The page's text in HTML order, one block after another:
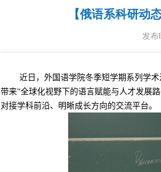
【俄语系科研动
发
近日，外国语学院冬季短学期系列学术
带来“全球化视野下的语言赋能与人才发展
对接学科前沿、明晰成长方向的交流平台。